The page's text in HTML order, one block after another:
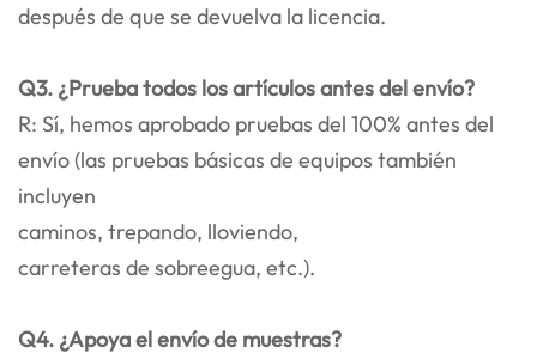
después de que se devuelva la licencia.
Q3. ¿Prueba todos los artículos antes del envío?
R: Sí, hemos aprobado pruebas del 100% antes del
envío (las pruebas básicas de equipos también
incluyen
caminos, trepando, lloviendo,
carreteras de sobreegua, etc.).
Q4. ¿Apoya el envío de muestras?